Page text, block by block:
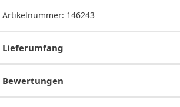
Artikelnummer: 146243
Lieferumfang
Bewertungen